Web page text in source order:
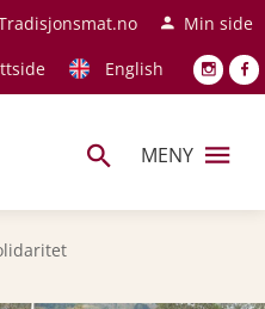
Min side
English
MENY